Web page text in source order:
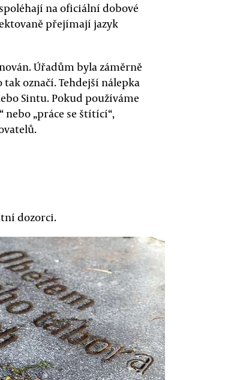
na oficiální dobové
přejímají jazyk
Úřadům byla záměrně
označí. Tehdejší nálepka
Sintu. Pokud používáme
„práce se štítící“,
dozorci.